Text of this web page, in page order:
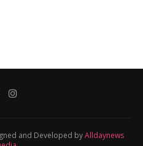
and Developed byAlldaynews